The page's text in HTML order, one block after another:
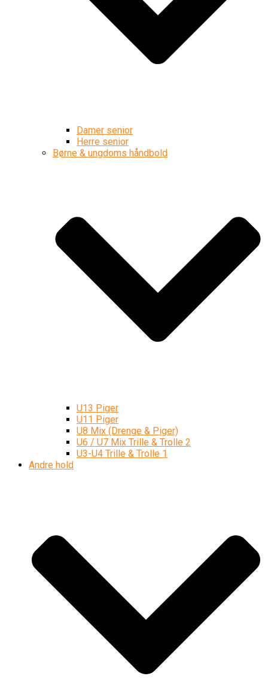
Damer senior
Herre senior
Børne & ungdoms håndbold
U13 Piger
U11 Piger
U8 Mix (Drenge & Piger)
U6 / U7 Mix Trille & Trolle 2
U3-U4 Trille & Trolle 1
Andre hold